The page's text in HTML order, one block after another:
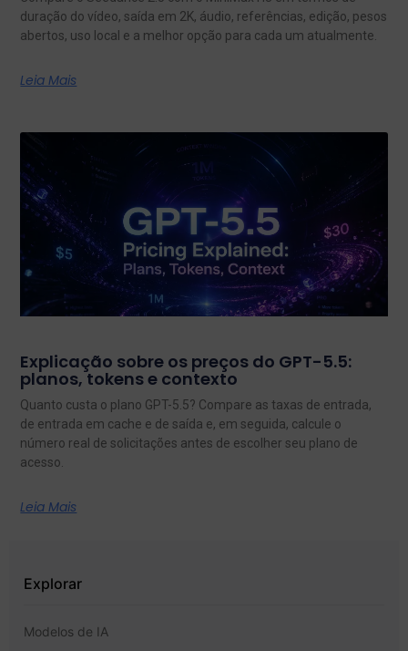
duração do vídeo, saída em 2K, áudio, referências, edição, pesos
abertos, uso local e a melhor opção para cada um atualmente.
Leia Mais
Explicação sobre os preços do GPT-5.5:
planos, tokens e contexto
Quanto custa o plano GPT-5.5? Compare as taxas de entrada,
de entrada em cache e de saída e, em seguida, calcule o
número real de solicitações antes de escolher seu plano de
acesso.
Leia Mais
Explorar
Modelos de IA